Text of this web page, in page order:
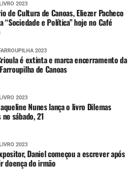
2023
de Cultura de Canoas, Eliezer Pacheco
“Sociedade e Política” hoje no Café
2023
é extinta e marca encerramento da
de Canoas
2023
Nunes lança o livro Dilemas
sábado, 21
2023
Daniel começou a escrever após
doença do irmão